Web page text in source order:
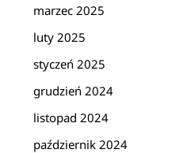
marzec 2025
luty 2025
styczeń 2025
grudzień 2024
listopad 2024
październik 2024